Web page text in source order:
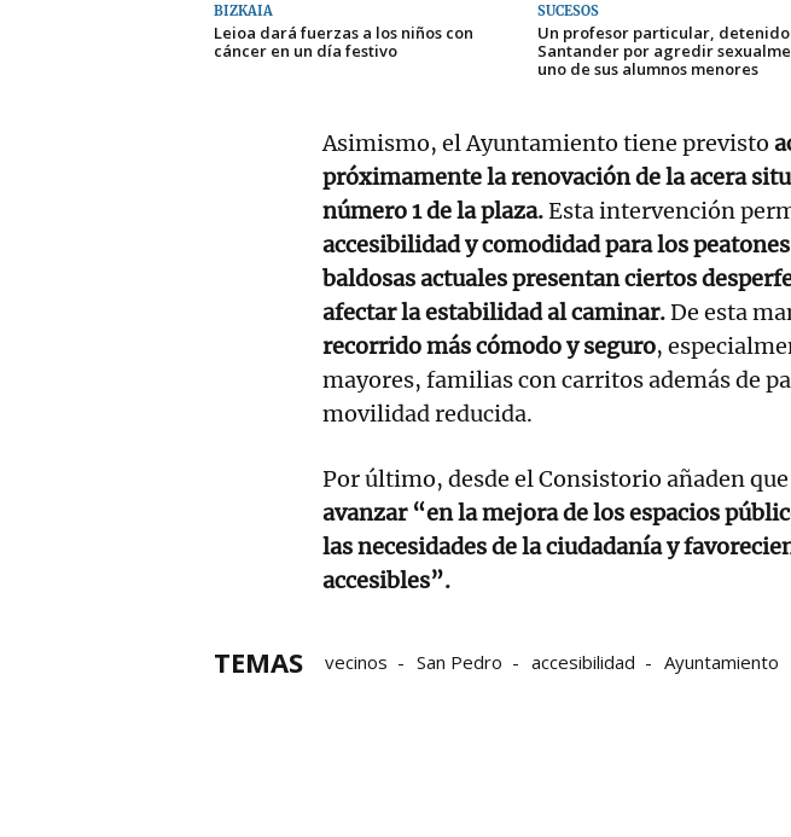
BIZKAIA
Leioa dará fuerzas a los niños con
cáncer en un día festivo
SUCESOS
Un profesor particular, detenido
Santander por agredir
uno de sus alumnos menores
Asimismo, el Ayuntamiento tiene previsto
próximamente la renovación de la acera
número 1 de la plaza.Esta intervención
accesibilidad y comodidad para los
baldosas actuales presentan ciertos
afectar la estabilidad al caminar.De esta
recorrido más cómodo y seguro,
mayores, familias con carritos además de
movilidad reducida.
Por último, desde el Consistorio añaden
avanzar “en la mejora de los espacios
las necesidades de la ciudadanía y
accesibles”.
TEMAS vecinos San Pedro accesibilidad Ayuntamiento